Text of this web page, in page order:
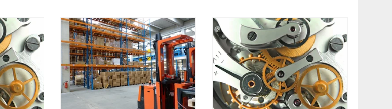
קריית גת רמלה משרות באזור השרון משרות באזור המרכז משרות באזור הדרום
מזכירות ואדמיניסטרציה ייצור ותעשייה לוגיסטיקה ומחסן מפעיל מכונה נהג